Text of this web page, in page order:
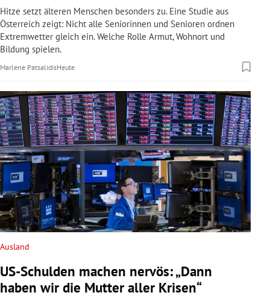
Untermenü
Untermenü
Untermenü
Untermenü
Untermenü
Untermenü
Hitze setzt älteren Menschen besonders zu. Eine Studie aus
Österreich zeigt: Nicht alle Seniorinnen und Senioren ordnen
Extremwetter gleich ein. Welche Rolle Armut, Wohnort und
Bildung spielen.
Marlene PatsalidisHeute
Ausland
US-Schulden machen nervös: „Dann
haben wir die Mutter aller Krisen“